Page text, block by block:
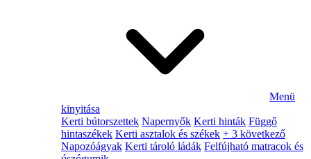
Menü
kinyitása
Kerti bútorszettek Napernyők Kerti hinták Függő
hintaszékek Kerti asztalok és székek + 3 következő
Napozóágyak Kerti tároló ládák Felfújható matracok és